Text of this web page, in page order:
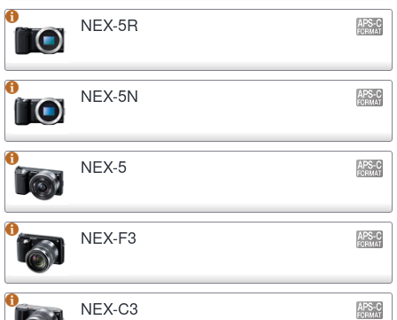
NEX-5R
NEX-5N
NEX-5
NEX-F3
NEX-C3